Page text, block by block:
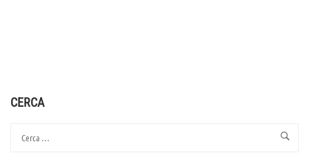
CERCA